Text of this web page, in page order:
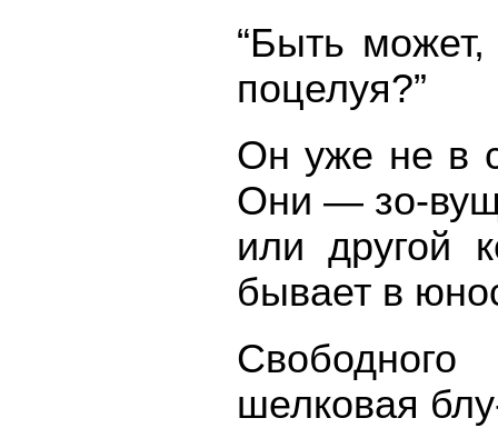
“Быть
поцелуя?”
Он уже не в
Они — зо-
или другой
бывает в
шелковая